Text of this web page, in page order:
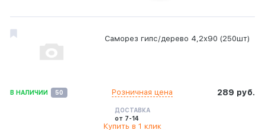
Саморез гипс/дерево 4,2х90 (250шт)
В НАЛИЧИИ 50 289 руб.
Розничная цена
ДОСТАВКА
от 7-14
Купить в 1 клик